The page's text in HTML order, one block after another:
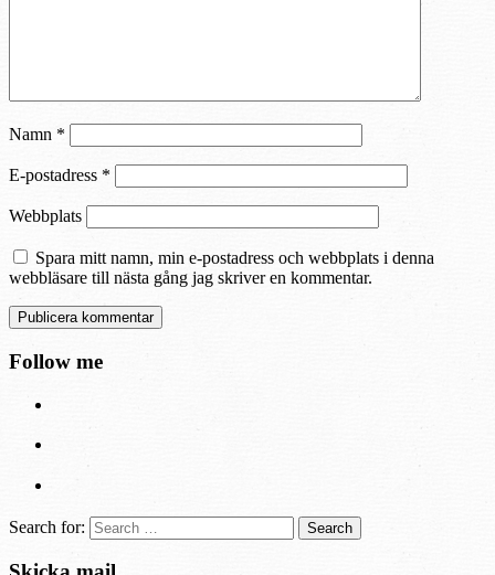
Namn *
E-postadress *
Webbplats
Spara mitt namn, min e-postadress och webbplats i denna
webbläsare till nästa gång jag skriver en kommentar.
Follow me
Search for: